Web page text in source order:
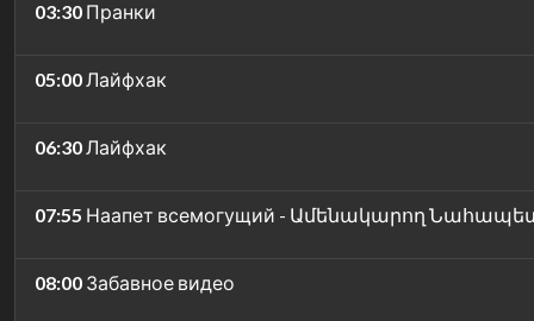
03:30 Пранки
05:00Лайфхак
06:30Лайфхак
07:55 Наапет всемогущий - Ամենակարող
08:00 Забавное видео